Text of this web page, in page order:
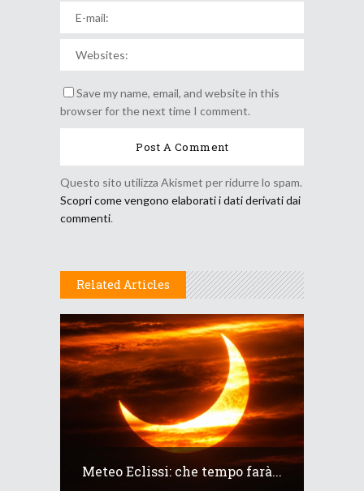
Save my name, email, and website in this
browser for the next time I comment.
Questo sito utilizza Akismet per ridurre lo spam.
Scopri come vengono elaborati i dati derivati dai
commenti.
Related Articles
Meteo Eclissi: che tempo farà...